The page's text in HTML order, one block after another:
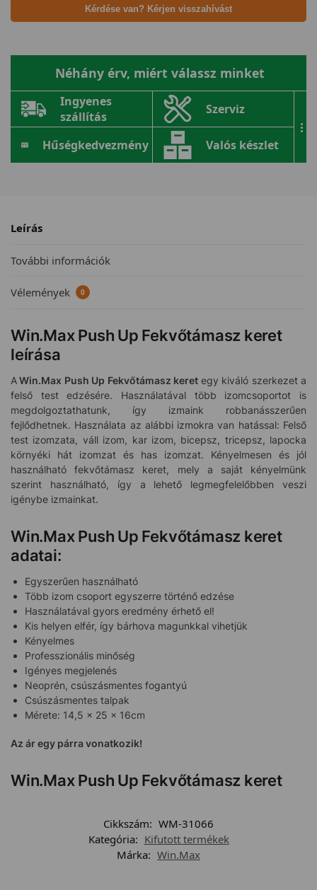
Kérdése van? Kérjen visszahívást
Néhány érv, miért válassz minket
Ingyenes
szállítás
Szerviz
Hűségkedvezmény Valós készlet
...
Leírás
További információk
Vélemények 0
Win.Max Push Up Fekvőtámasz keret
leírása
AWin.Max Push Up Fekvőtámasz keret egy kiváló szerkezet a
felső test edzésére. Használatával több izomcsoportot is
megdolgoztathatunk, így izmaink robbanásszerűen
fejlődhetnek. Használata az alábbi izmokra van hatással: Felső
test izomzata, váll izom, kar izom, bicepsz, tricepsz, lapocka
környéki hát izomzat és has izomzat. Kényelmesen és jól
használható fekvőtámasz keret, mely a saját kényelmünk
szerint használható, így a lehető legmegfelelőbben veszi
igénybe izmainkat.
Win.Max Push Up Fekvőtámasz keret
adatai:
Egyszerűen használható
Több izom csoport egyszerre történő edzése
Használatával gyors eredmény érhető el!
Kis helyen elfér, így bárhova magunkkal vihetjük
Kényelmes
Professzionális minőség
Igényes megjelenés
Neoprén, csúszásmentes fogantyú
Csúszásmentes talpak
Mérete: 14,5 x 25 x 16cm
Az ár egy párra vonatkozik!
Win.Max Push Up Fekvőtámasz keret
Cikkszám: WM-31066
Kategória: Kifutott termékek
Márka: Win.Max